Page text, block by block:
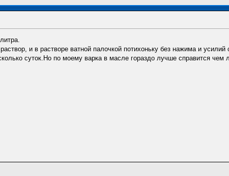
и в растворе ватной палочкой потихоньку без нажима и усилий
суток.Но по моему варка в масле гораздо лучше справится чем